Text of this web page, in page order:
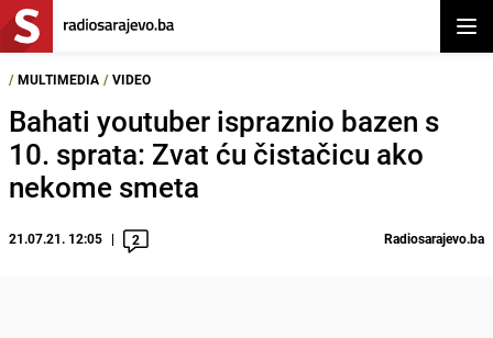
/ MULTIMEDIA / VIDEO
Bahati youtuber ispraznio bazen s
10. sprata: Zvat ću čistačicu ako
nekome smeta
21.07.21. 12:05 2 Radiosarajevo.ba